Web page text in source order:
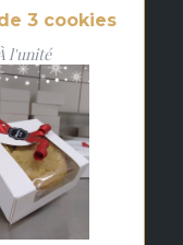
3 cookies
l'unité